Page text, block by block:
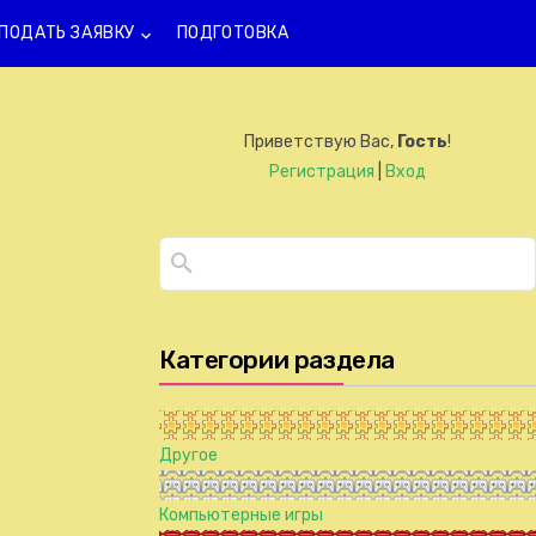
ПОДАТЬ ЗАЯВКУ keyboard_arrow_down ПОДГОТОВКА
Приветствую Вас, Гость!
Регистрация
Вход
Категории раздела
Другое
Компьютерные игры